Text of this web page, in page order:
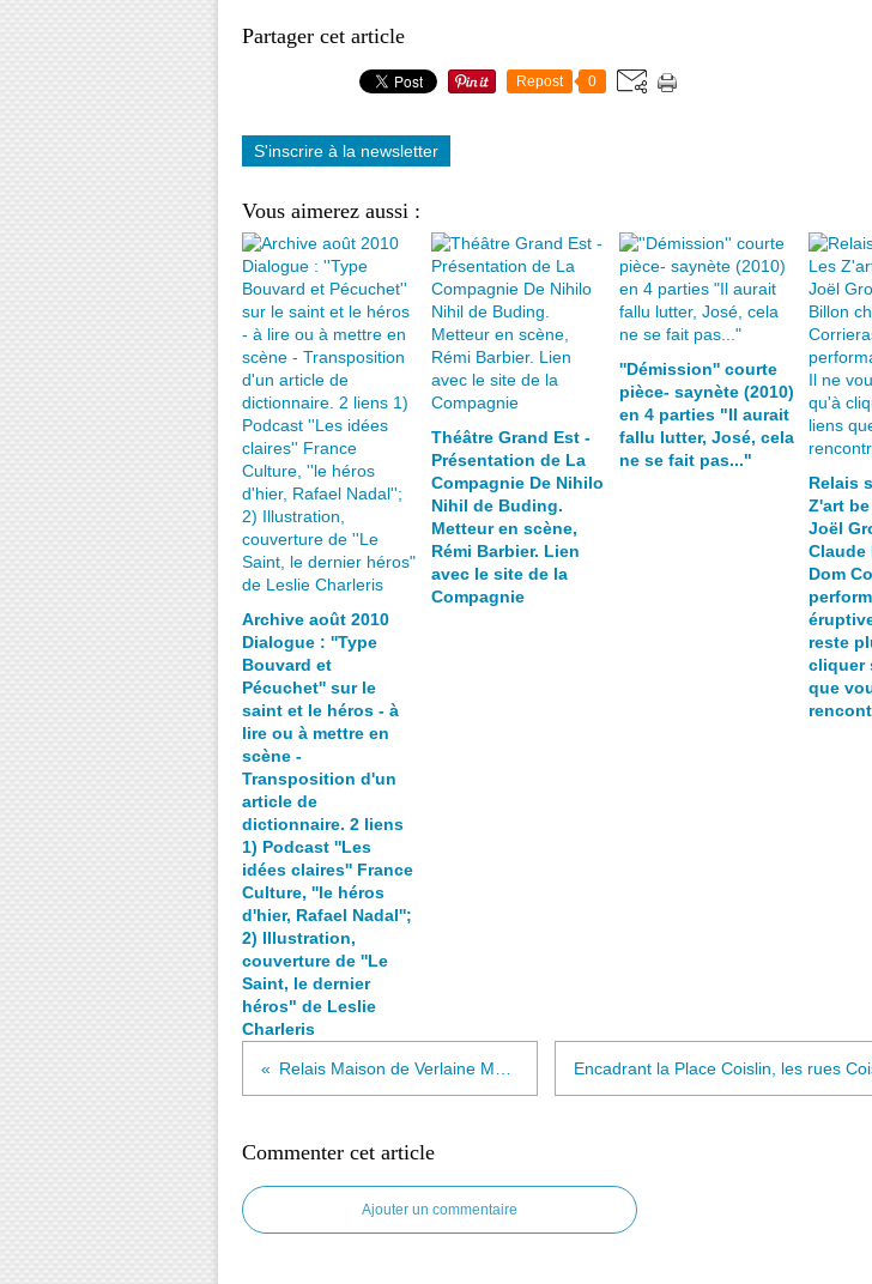
Partager cet article
Repost 0
S'inscrire à la newsletter
Vous aimerez aussi :
Archive août 2010
Dialogue : ''Type
Bouvard et
Pécuchet'' sur le
saint et le héros - à
lire ou à mettre en
scène -
Transposition d'un
article de
dictionnaire. 2 liens
1) Podcast ''Les
idées claires'' France
Culture, ''le héros
d'hier, Rafael Nadal'';
2) Illustration,
couverture de ''Le
Saint, le dernier
héros" de Leslie
Charleris
Théâtre Grand Est -
Présentation de La
Compagnie De Nihilo
Nihil de Buding.
Metteur en scène,
Rémi Barbier. Lien
avec le site de la
Compagnie
''Démission'' courte
pièce- saynète (2010)
en 4 parties "Il aurait
fallu lutter, José, cela
ne se fait pas..."
Relais
Z'art
Joël
Claude
Dom
reste
cliquer
que
Commenter cet article
Ajouter un commentaire